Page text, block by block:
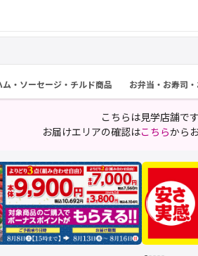
ム・ソーセージ・チルド商品 お弁当・お寿司
こちらは見学店舗です
お届けエリアの確認はこちらから